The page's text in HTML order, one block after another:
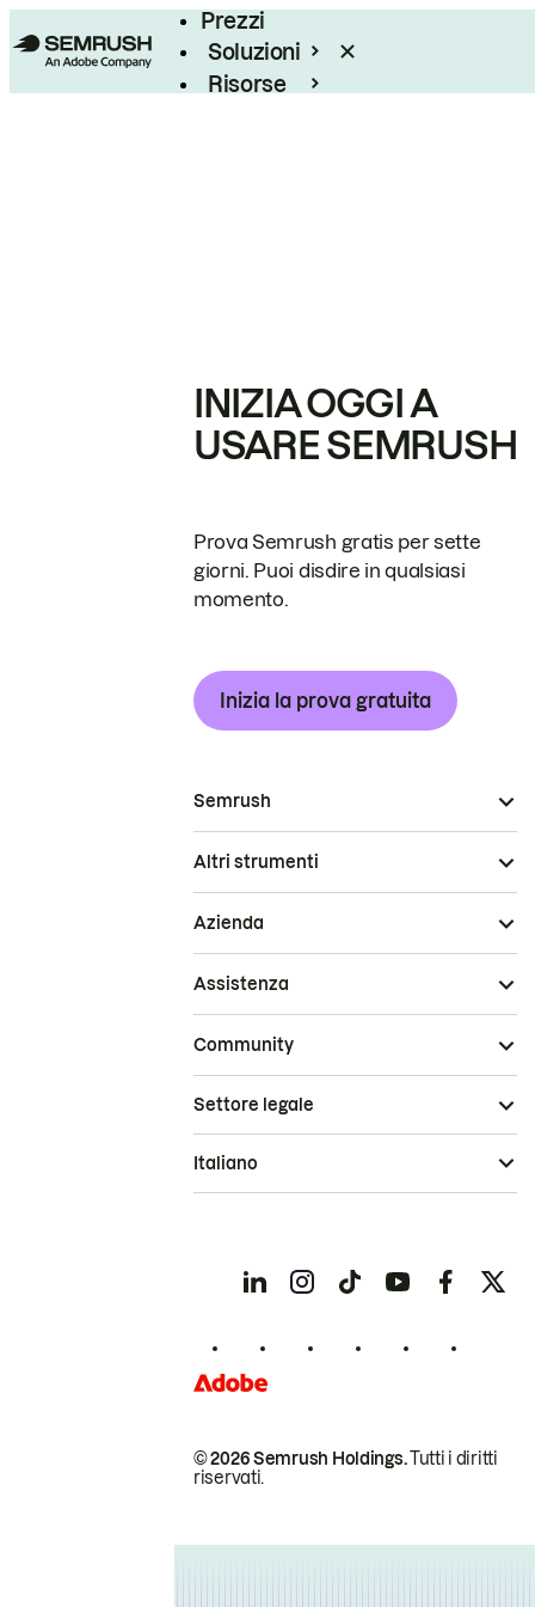
Prezzi
Soluzioni
Risorse
INIZIA OGGI A
USARE SEMRUSH
Prova Semrush gratis per sette
giorni. Puoi disdire in qualsiasi
momento.
Inizia la prova gratuita
Semrush
Altri strumenti
Azienda
Assistenza
Community
© 2026 Semrush Holdings.Tutti i diritti
riservati.
Settore legale
Italiano